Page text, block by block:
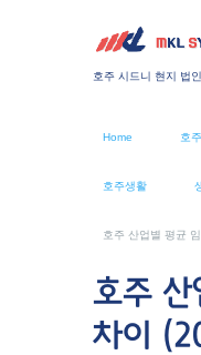
호주 시드니 현지 법
Home 호
호주생활
호주 산업별 평균
호주
차이